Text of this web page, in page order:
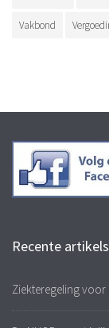
Vakbond
Recente artikels
Ziekteregeling voor